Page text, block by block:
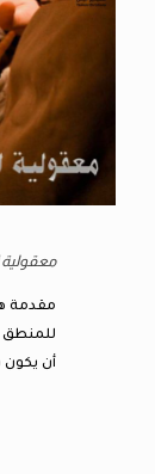
معقولية
مقدمة
للمنطق
أن يكون